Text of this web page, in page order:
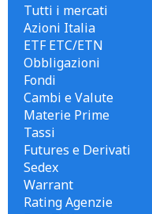
Tutti i mercati
Azioni Italia
ETF ETC/ETN
Obbligazioni
Fondi
Cambi e Valute
Materie Prime
Tassi
Futures e Derivati
Sedex
Warrant
Rating Agenzie